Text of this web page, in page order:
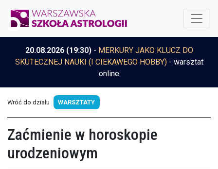
20.08.2026 (19:30)- MERKURY JAKO KLUCZ DO
SKUTECZNEJ NAUKI (I CIEKAWEGO HOBBY)- warsztat
online
Wróć do działu WARSZTATY
Zaćmienie w horoskopie
urodzeniowym